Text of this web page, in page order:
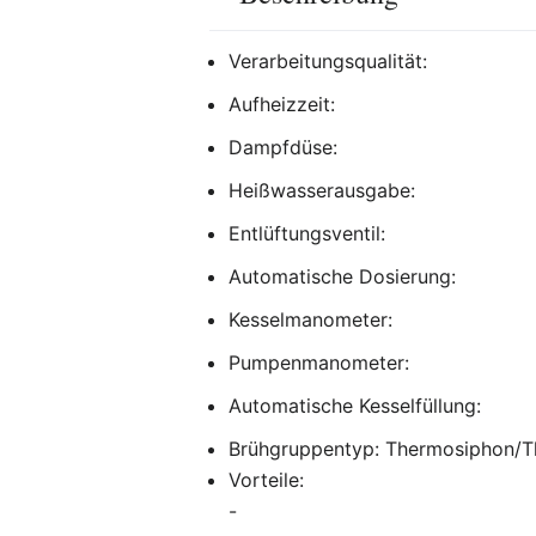
Verarbeitungsqualität:
Aufheizzeit:
Dampfdüse:
Heißwasserausgabe:
Entlüftungsventil:
Automatische Dosierung:
Kesselmanometer:
Pumpenmanometer:
Automatische Kesselfüllung:
Brühgruppentyp: Thermosiphon/
Vorteile:
-